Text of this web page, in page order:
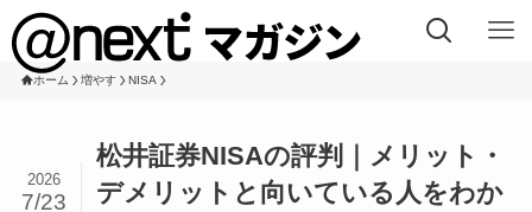
ホーム 増やす NISA
松井証券NISAの評判｜メリット・
デメリットと向いている人をわか
2026
7/23